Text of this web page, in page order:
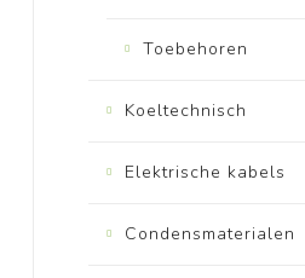
Toebehoren
Koeltechnisch
Elektrische kabels
Condensmaterialen